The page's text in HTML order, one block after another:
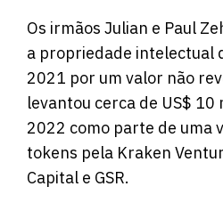
Os irmãos Julian e Paul
a propriedade intelectual
2021 por um valor não
levantou cerca de US$
2022 como parte de uma
tokens pela Kraken
Capital e GSR.